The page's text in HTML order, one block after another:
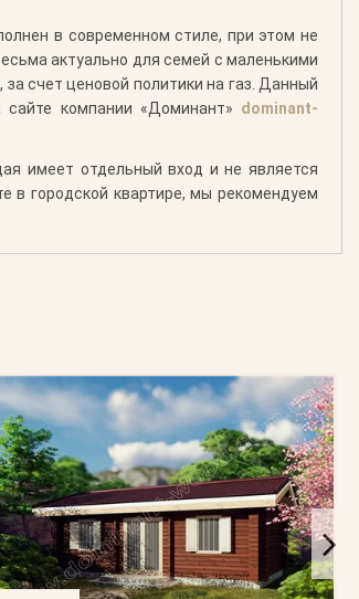
в современном стиле, при этом не
актуально для семей с маленькими
счет ценовой политики на газ. Данный
компании «Доминант» dominant-
имеет отдельный вход и не является
в городской квартире, мы рекомендуем